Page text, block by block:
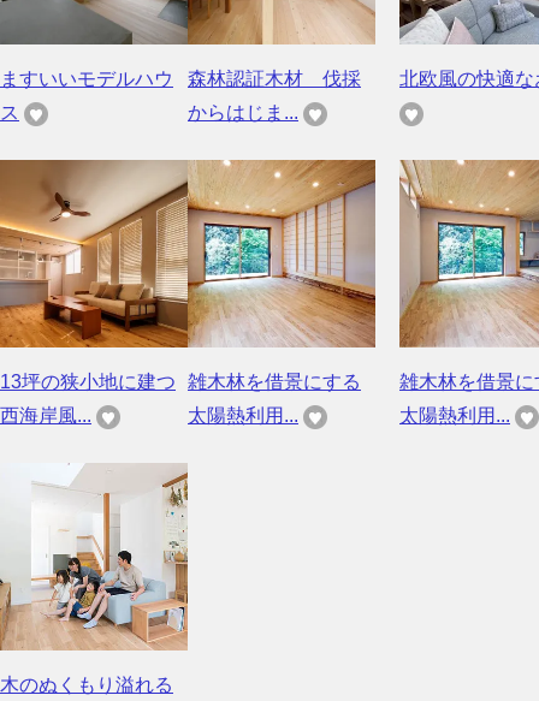
ますいいモデルハウ
ス
森林認証木材 伐採
からはじま...
北欧風の快適な
13坪の狭小地に建つ
西海岸風...
雑木林を借景にする
太陽熱利用...
雑木林を借景に
太陽熱利用...
木のぬくもり溢れる